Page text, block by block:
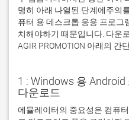
명히 아래 나열된 단계에주의
퓨터 용 데스크톱 응용 프로그
치해야하기 때문입니다. 다운
AGIR PROMOTION 아래의 간
1 : Windows 용
다운로드
에뮬레이터의 중요성은 컴퓨